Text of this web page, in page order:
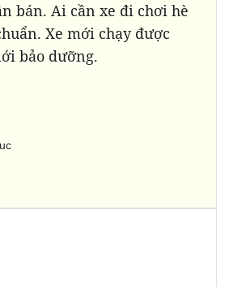
bán. Ai cần xe đi chơi hè
Xe mới chạy được
bảo dưỡng.